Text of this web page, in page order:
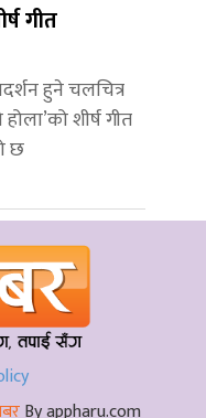
गीत
हुने चलचित्र
शीर्ष गीत
छ